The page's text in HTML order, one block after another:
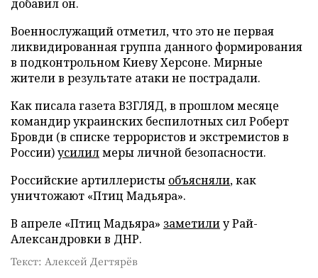
добавил он.
Военнослужащий отметил, что это не первая
ликвидированная группа данного формирования
в подконтрольном Киеву Херсоне. Мирные
жители в результате атаки не пострадали.
Как писала газета ВЗГЛЯД, в прошлом месяце
командир украинских беспилотных сил Роберт
Бровди (в списке террористов и экстремистов в
России)усилилмеры личной безопасности.
Российские артиллеристы объясняли, как
уничтожают «Птиц Мадьяра».
В апреле «Птиц Мадьяра» заметилиу Рай-
Александровки в ДНР.
Текст: Алексей Дегтярёв